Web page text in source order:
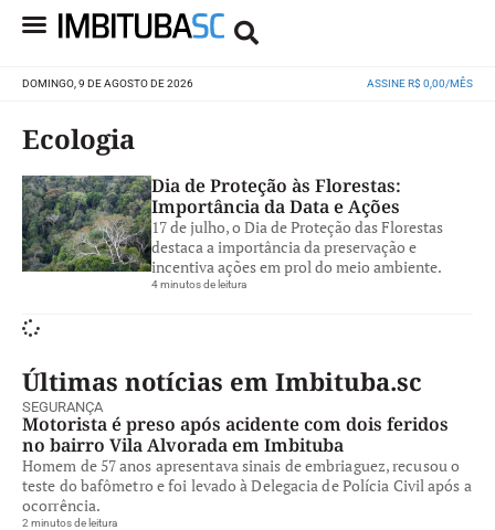
DOMINGO, 9 DE AGOSTO DE 2026 ASSINE R$ 0,00/MÊS
Ecologia
Dia de Proteção às Florestas:
Importância da Data e Ações
17 de julho, o Dia de Proteção das Florestas
destaca a importância da preservação e
incentiva ações em prol do meio ambiente.
4 minutos de leitura
Últimas notícias em Imbituba.sc
SEGURANÇA
Motorista é preso após acidente com dois feridos
no bairro Vila Alvorada em Imbituba
Homem de 57 anos apresentava sinais de embriaguez, recusou o
teste do bafômetro e foi levado à Delegacia de Polícia Civil após a
ocorrência.
2 minutos de leitura